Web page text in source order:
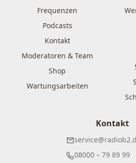
Frequenzen
Podcasts
Kontakt
Moderatoren & Team
Shop
Wartungsarbeiten
Kontakt
08000 – 79 89 99